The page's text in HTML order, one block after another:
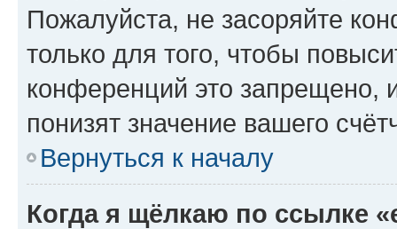
Пожалуйста, не засоряйте
только для того, чтобы
конференций это запрещено,
понизят значение вашего
Вернуться к началу
Когда я щёлкаю по ссылке